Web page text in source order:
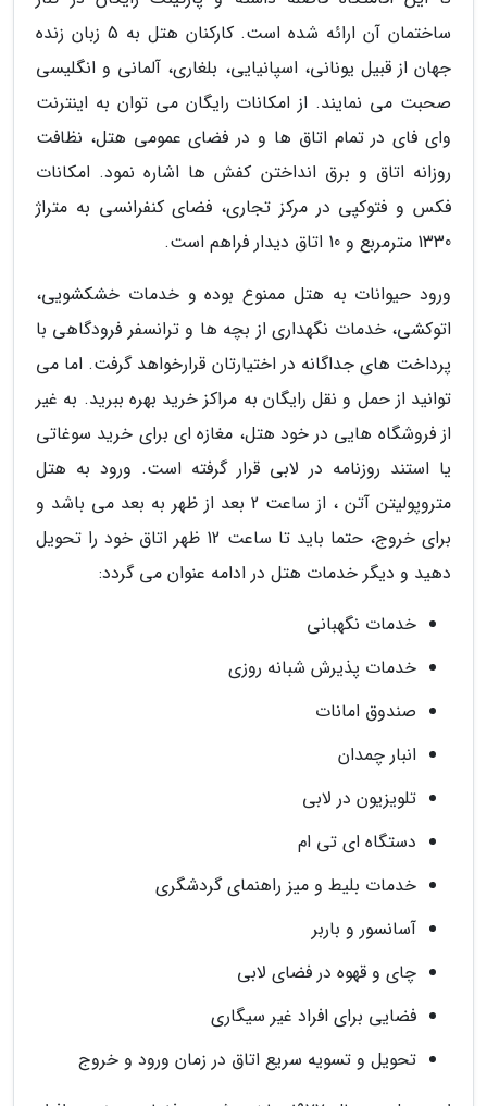
ساختمان آن ارائه شده است. کارکنان هتل به 5 زبان زنده
جهان از قبیل یونانی، اسپانیایی، بلغاری، آلمانی و انگلیسی
صحبت می نمایند. از امکانات رایگان می توان به اینترنت
وای فای در تمام اتاق ها و در فضای عمومی هتل، نظافت
روزانه اتاق و برق انداختن کفش ها اشاره نمود. امکانات
فکس و فتوکپی در مرکز تجاری، فضای کنفرانسی به متراژ
1330 مترمربع و 10 اتاق دیدار فراهم است.
ورود حیوانات به هتل ممنوع بوده و خدمات خشکشویی،
اتوکشی، خدمات نگهداری از بچه ها و ترانسفر فرودگاهی با
پرداخت های جداگانه در اختیارتان قرارخواهد گرفت. اما می
توانید از حمل و نقل رایگان به مراکز خرید بهره ببرید. به غیر
از فروشگاه هایی در خود هتل، مغازه ای برای خرید سوغاتی
یا استند روزنامه در لابی قرار گرفته است. ورود به هتل
متروپولیتن آتن ، از ساعت 2 بعد از ظهر به بعد می باشد و
برای خروج، حتما باید تا ساعت 12 ظهر اتاق خود را تحویل
دهید و دیگر خدمات هتل در ادامه عنوان می گردد:
خدمات نگهبانی
خدمات پذیرش شبانه روزی
صندوق امانات
انبار چمدان
تلویزیون در لابی
دستگاه ای تی ام
خدمات بلیط و میز راهنمای گردشگری
آسانسور و باربر
چای و قهوه در فضای لابی
فضایی برای افراد غیر سیگاری
تحویل و تسویه سریع اتاق در زمان ورود و خروج